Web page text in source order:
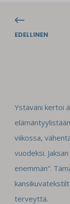
EDELLINEN
Ystäväni kertoi
viikossa,
vuodeksi.
enemmän“.
terveyttä.